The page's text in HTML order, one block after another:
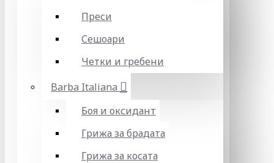
Преси
Сешоари
Четки и гребени
Barba Italiana
Боя и оксидант
Грижа за брадата
Грижа за косата